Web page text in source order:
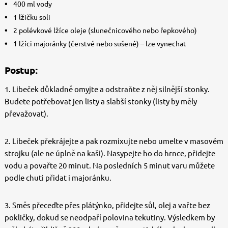
400 ml vody
1 lžičku soli
2 polévkové lžíce oleje (slunečnicového nebo řepkového)
1 lžíci majoránky (čerstvé nebo sušené) – lze vynechat
Postup:
1. Libeček důkladně omyjte a odstraňte z něj silnější stonky.
Budete potřebovat jen listy a slabší stonky (listy by měly
převažovat).
2. Libeček překrájejte a pak rozmixujte nebo umelte v masovém
strojku (ale ne úplně na kaši). Nasypejte ho do hrnce, přidejte
vodu a povařte 20 minut. Na posledních 5 minut varu můžete
podle chuti přidat i majoránku.
3. Směs přeceďte přes plátýnko, přidejte sůl, olej a vařte bez
pokličky, dokud se neodpaří polovina tekutiny. Výsledkem by